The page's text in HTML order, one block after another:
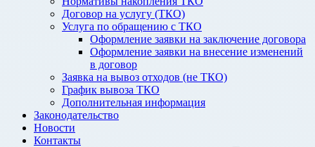
Договор на услугу (ТКО)
Услуга по обращению с ТКО
Оформление заявки на заключение договора
Оформление заявки на внесение изменений
в договор
Заявка на вывоз отходов (не ТКО)
График вывоза ТКО
Дополнительная информация
Законодательство
Новости
Контакты